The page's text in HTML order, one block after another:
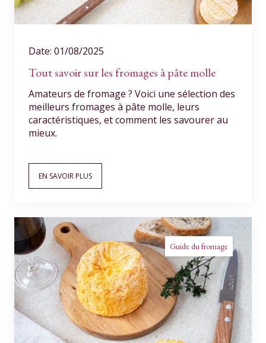
Date: 01/08/2025
Tout savoir sur les fromages à pâte molle
Amateurs de fromage ? Voici une sélection des
meilleurs fromages à pâte molle, leurs
caractéristiques, et comment les savourer au
mieux.
EN SAVOIR PLUS
Guide du fromage